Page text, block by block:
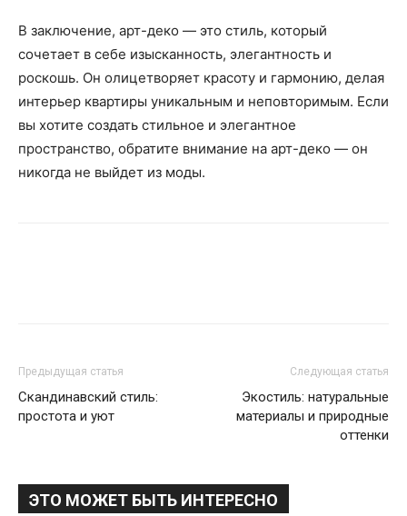
В заключение, арт-деко — это стиль, который
сочетает в себе изысканность, элегантность и
роскошь. Он олицетворяет красоту и гармонию, делая
интерьер квартиры уникальным и неповторимым. Если
вы хотите создать стильное и элегантное
пространство, обратите внимание на арт-деко — он
никогда не выйдет из моды.
Предыдущая статья
Скандинавский стиль:
простота и уют
Следующая статья
Экостиль: натуральные
материалы и природные
оттенки
ЭТО МОЖЕТ БЫТЬ ИНТЕРЕСНО